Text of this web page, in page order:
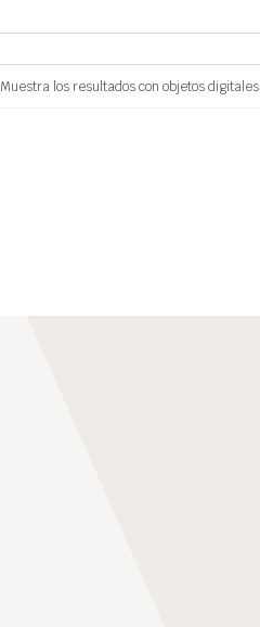
Muestra los resultados con objetos digitales